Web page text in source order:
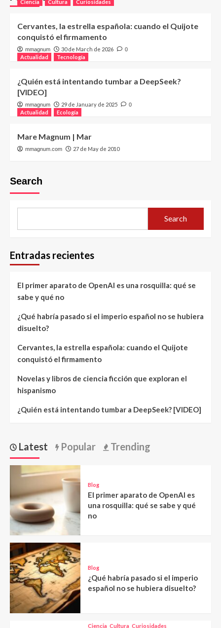
Ciencia Cultura Curiosidades
Cervantes, la estrella española: cuando el Quijote
conquistó el firmamento
mmagnum 30 de March de 2026 0
Actualidad Tecnología
¿Quién está intentando tumbar a DeepSeek?
[VIDEO]
mmagnum 29 de January de 2025 0
Actualidad Ecología
Mare Magnum | Mar
mmagnum.com 27 de May de 2010
Search
Search
Entradas recientes
El primer aparato de OpenAI es una rosquilla: qué se
sabe y qué no
¿Qué habría pasado si el imperio español no se hubiera
disuelto?
Cervantes, la estrella española: cuando el Quijote
conquistó el firmamento
Novelas y libros de ciencia ficción que exploran el
hispanismo
¿Quién está intentando tumbar a DeepSeek? [VIDEO]
Latest Popular Trending
Blog
El primer aparato de OpenAI es
una rosquilla: qué se sabe y qué
no
Blog
¿Qué habría pasado si el imperio
español no se hubiera disuelto?
Ciencia Cultura Curiosidades